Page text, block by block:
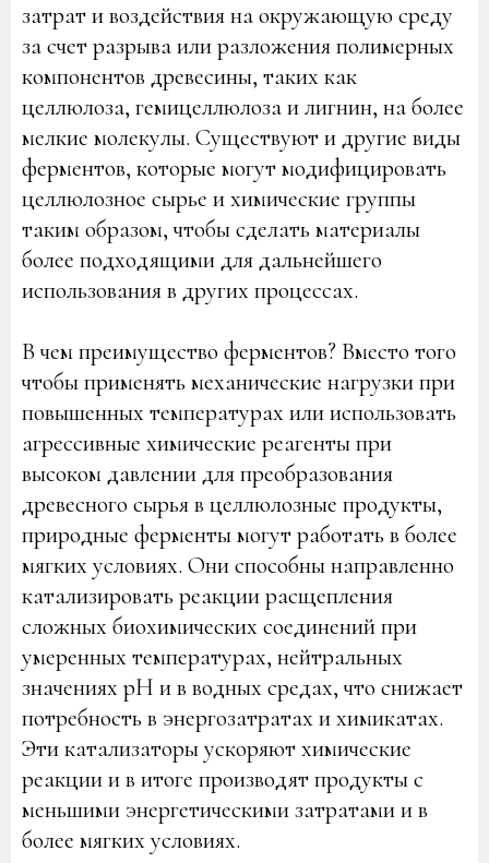
затрат и воздействия на окружающую среду
за счет разрыва или разложения полимерных
компонентов древесины, таких как
целлюлоза, гемицеллюлоза и лигнин, на более
мелкие молекулы. Существуют и другие виды
ферментов, которые могут модифицировать
целлюлозное сырье и химические группы
таким образом, чтобы сделать материалы
более подходящими для дальнейшего
использования в других процессах.
В чем преимущество ферментов? Вместо того
чтобы применять механические нагрузки при
повышенных температурах или использовать
агрессивные химические реагенты при
высоком давлении для преобразования
древесного сырья в целлюлозные продукты,
природные ферменты могут работать в более
мягких условиях. Они способны направленно
катализировать реакции расщепления
сложных биохимических соединений при
умеренных температурах, нейтральных
значениях pH и в водных средах, что снижает
потребность в энергозатратах и химикатах.
Эти катализаторы ускоряют химические
реакции и в итоге производят продукты с
меньшими энергетическими затратами и в
более мягких условиях.